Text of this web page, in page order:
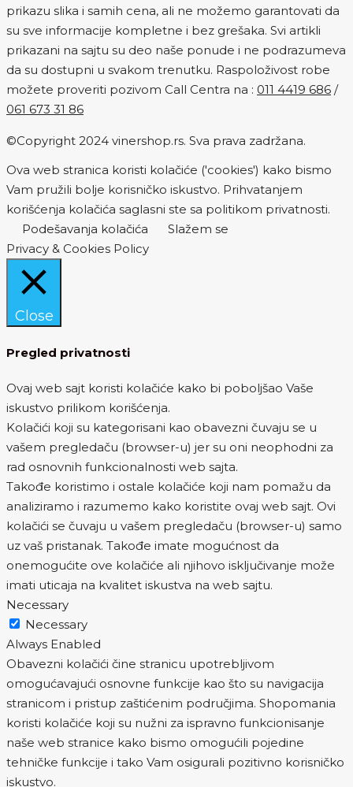
prikazu slika i samih cena, ali ne možemo garantovati da
su sve informacije kompletne i bez grešaka. Svi artikli
prikazani na sajtu su deo naše ponude i ne podrazumeva
da su dostupni u svakom trenutku. Raspoloživost robe
možete proveriti pozivom Call Centra na : 011 4419 686 /
061 673 31 86
©Copyright 2024 vinershop.rs. Sva prava zadržana.
Ova web stranica koristi kolačiće ('cookies') kako bismo
Vam pružili bolje korisničko iskustvo. Prihvatanjem
korišćenja kolačića saglasni ste sa politikom privatnosti.
Podešavanja kolačića
Slažem se
Privacy & Cookies Policy
Close
Pregled privatnosti
Ovaj web sajt koristi kolačiće kako bi poboljšao Vaše
iskustvo prilikom korišćenja.
Kolačići koji su kategorisani kao obavezni čuvaju se u
vašem pregledaču (browser-u) jer su oni neophodni za
rad osnovnih funkcionalnosti web sajta.
Takođe koristimo i ostale kolačiće koji nam pomažu da
analiziramo i razumemo kako koristite ovaj web sajt. Ovi
kolačići se čuvaju u vašem pregledaču (browser-u) samo
uz vaš pristanak. Takođe imate mogućnost da
onemogućite ove kolačiće ali njihovo isključivanje može
imati uticaja na kvalitet iskustva na web sajtu.
Necessary
Necessary
Always Enabled
Obavezni kolačići čine stranicu upotrebljivom
omogućavajući osnovne funkcije kao što su navigacija
stranicom i pristup zaštićenim područjima. Shopomania
koristi kolačiće koji su nužni za ispravno funkcionisanje
naše web stranice kako bismo omogućili pojedine
tehničke funkcije i tako Vam osigurali pozitivno korisničko
iskustvo.